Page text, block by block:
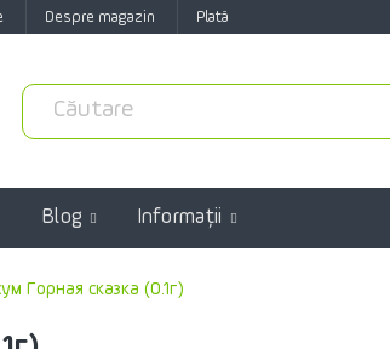
Despre magazin Plată
Blog Informaţii
Горная сказка (0.1г)